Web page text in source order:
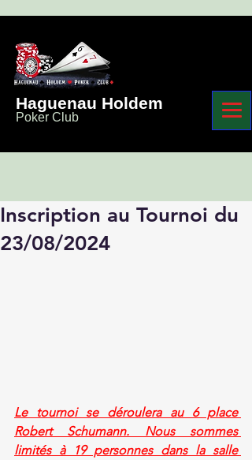
Haguenau Holdem
Poker Club
Inscription au Tournoi du
23/08/2024
Le tournoi se déroulera au 6 place
Robert Schumann. Nous sommes
limités à 19 personnes dans la salle